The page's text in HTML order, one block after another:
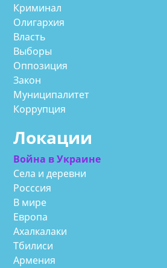
Криминал
Олигархия
Власть
Выборы
Оппозиция
Закон
Муниципалитет
Коррупция
Локации
Война в Украине
Села и деревни
Росссия
В мире
Европа
Ахалкалаки
Тбилиси
Армения